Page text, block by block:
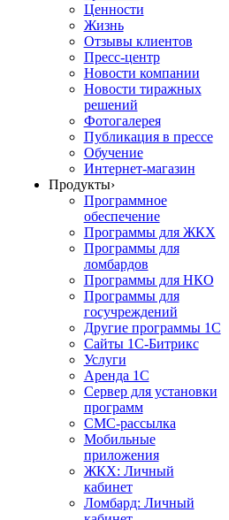
Ценности
Жизнь
Отзывы клиентов
Пресс-центр
Новости компании
Новости тиражных
решений
Фотогалерея
Публикация в прессе
Обучение
Интернет-магазин
Продукты›
Программное
обеспечение
Программы для ЖКХ
Программы для
ломбардов
Программы для НКО
Программы для
госучреждений
Другие программы 1С
Сайты 1С-Битрикс
Услуги
Аренда 1С
Сервер для установки
программ
СМС-рассылка
Мобильные
приложения
ЖКХ: Личный
кабинет
Ломбард: Личный